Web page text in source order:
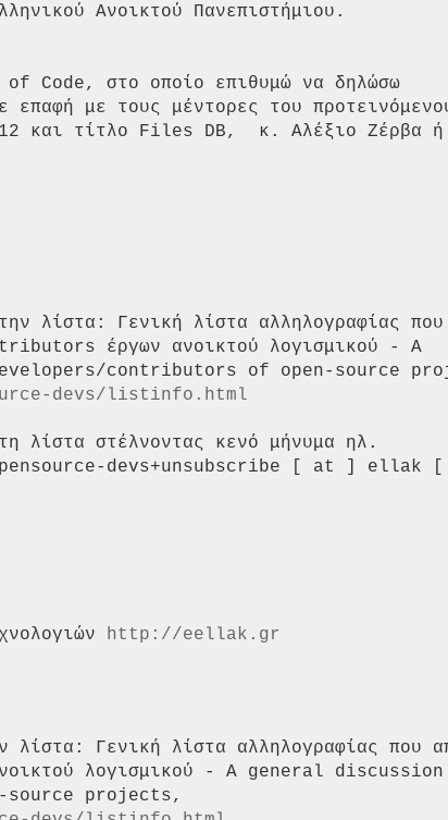
Ανοικτού Πανεπιστήμιου.
of Code, στο οποίο επιθυμώ να δηλώσω
με τους μέντορες του
και τίτλο Files DB,  κ. Αλέξιο Ζέρβα ή
λίστα: Γενική λίστα αλληλογραφίας που
έργων ανοικτού λογισμικού - A
contributors of open-source
devs/listinfo.html
λίστα στέλνοντας κενό μήνυμα ηλ.
devs+unsubscribe [ at ]
http://eellak.gr
λίστα: Γενική λίστα αλληλογραφίας που
λογισμικού - A general